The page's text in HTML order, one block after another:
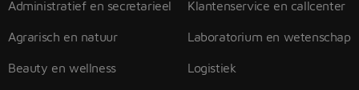
Administratief en secretarieel
Agrarisch en natuur
Beauty en wellness
Klantenservice en callcenter
Laboratorium en wetenschap
Logistiek